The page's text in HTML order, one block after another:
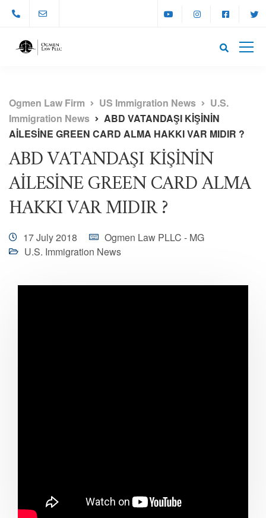
Ogmen Law Firm US Immigration News
U.S.
Immigration News
ABD VATANDAŞI KİŞİNİN
AİLESİNE GREEN CARD ALMA HAKKI VAR MIDIR ?
ABD VATANDAŞI KİŞİNİN
AİLESİNE GREEN CARD ALMA
HAKKI VAR MIDIR ?
17 July 2018
Ogmen Law PLLC - MG
U.S. Immigration News